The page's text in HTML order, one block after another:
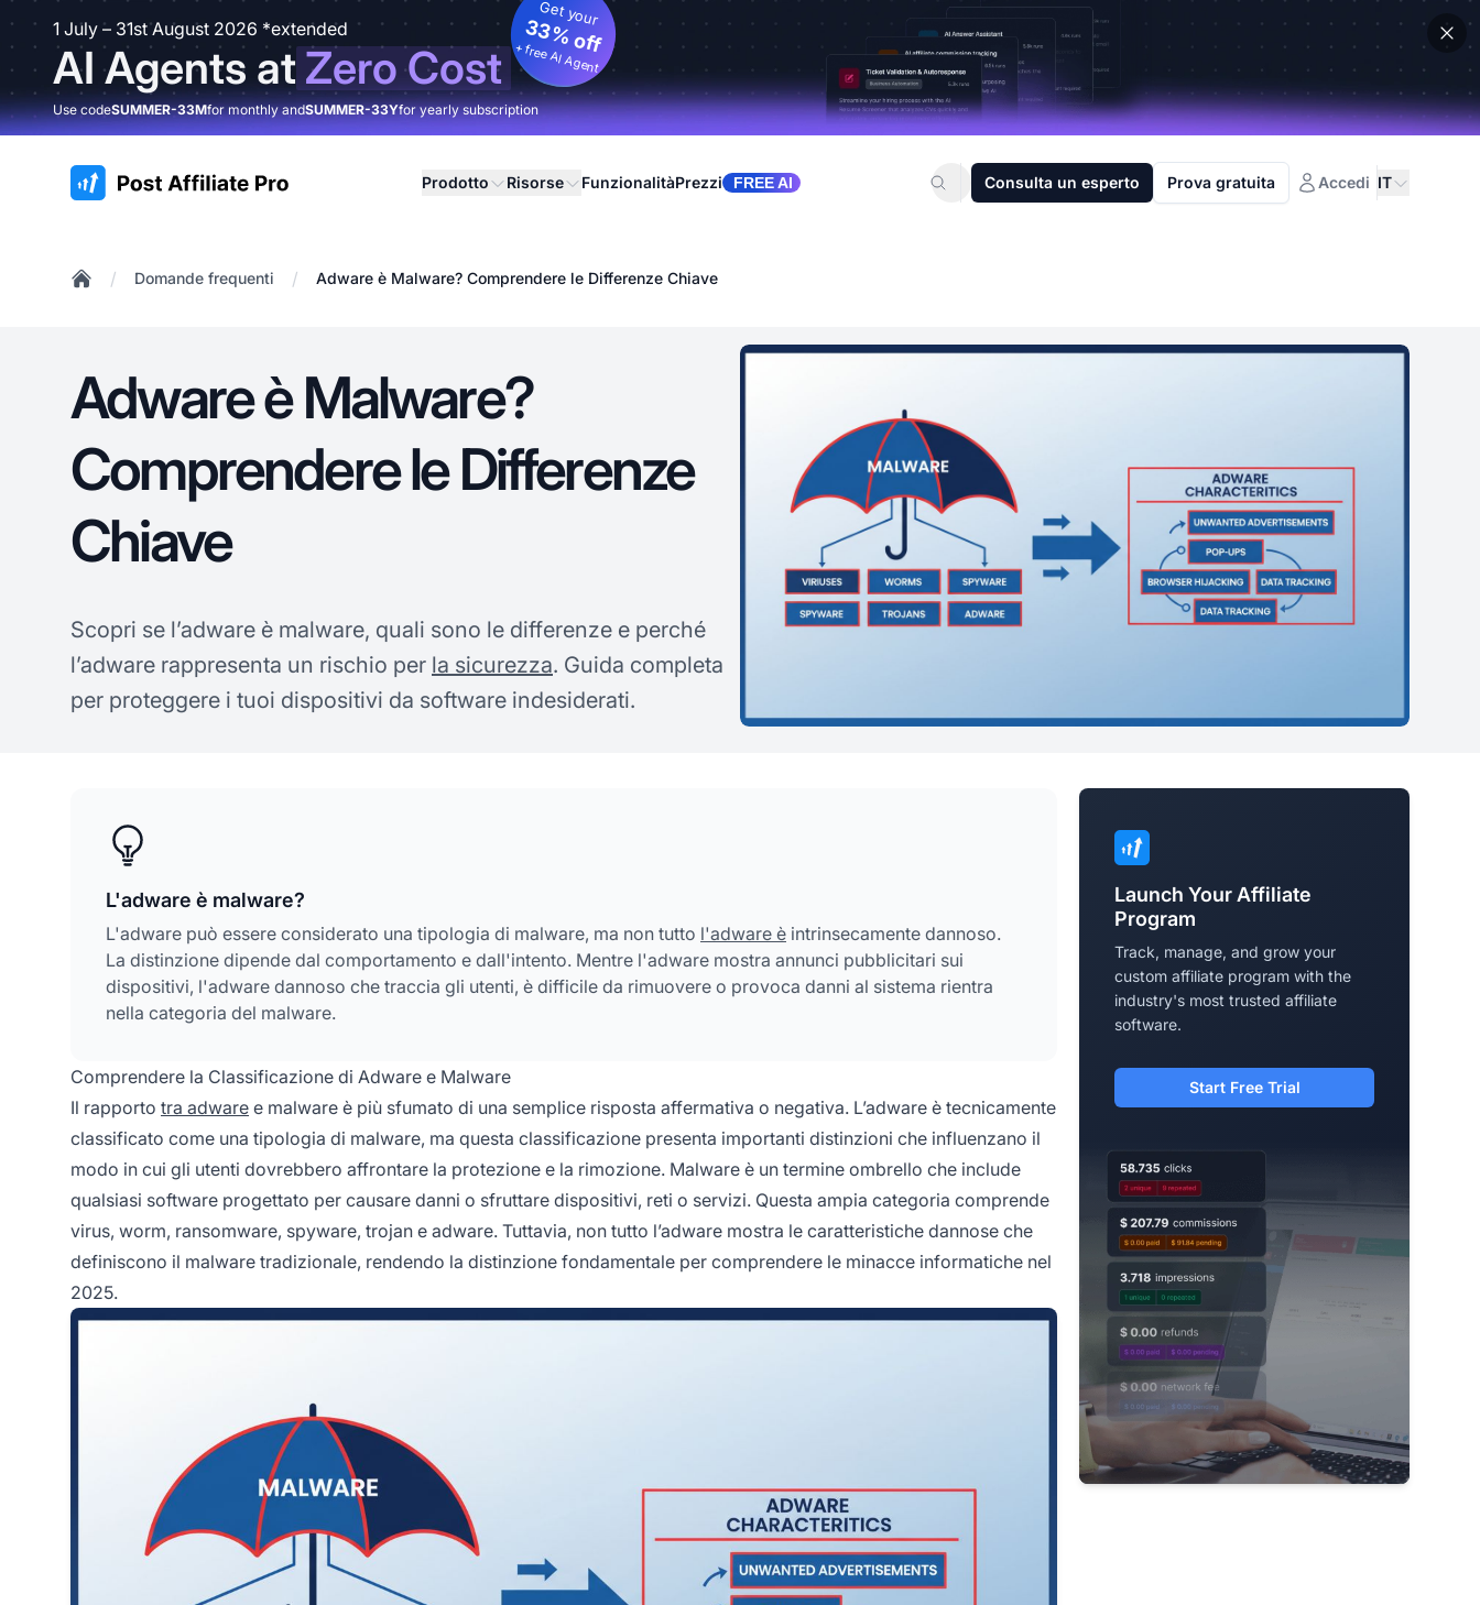
1 July – 31st August 2026 *extended
AI Agents atZero Cost
Get your
33% off
+ free AI Agent
Use codeSUMMER-33Mfor monthly andSUMMER-33Yfor yearly subscription
:site.title Prodotto Risorse FunzionalitàPrezzi FREE AI Consulta un esperto Prova gratuita Accedi IT
/ Domande frequenti / Adware è Malware? Comprendere le Differenze Chiave
Adware è Malware?
Comprendere le Differenze
Chiave
Scopri se l’adware è malware, quali sono le differenze e perché
l’adware rappresenta un rischio per la sicurezza. Guida completa
per proteggere i tuoi dispositivi da software indesiderati.
L'adware è malware?
L'adware può essere considerato una tipologia di malware, ma non tutto l'adware è intrinsecamente dannoso.
La distinzione dipende dal comportamento e dall'intento. Mentre l'adware mostra annunci pubblicitari sui
dispositivi, l'adware dannoso che traccia gli utenti, è difficile da rimuovere o provoca danni al sistema rientra
nella categoria del malware.
Comprendere la Classificazione di Adware e Malware
Il rapporto tra adware e malware è più sfumato di una semplice risposta affermativa o negativa. L’adware è tecnicamente
classificato come una tipologia di malware, ma questa classificazione presenta importanti distinzioni che influenzano il
modo in cui gli utenti dovrebbero affrontare la protezione e la rimozione. Malware è un termine ombrello che include
qualsiasi software progettato per causare danni o sfruttare dispositivi, reti o servizi. Questa ampia categoria comprende
virus, worm, ransomware, spyware, trojan e adware. Tuttavia, non tutto l’adware mostra le caratteristiche dannose che
definiscono il malware tradizionale, rendendo la distinzione fondamentale per comprendere le minacce informatiche nel
2025.
Launch Your Affiliate
Program
Track, manage, and grow your
custom affiliate program with the
industry's most trusted affiliate
software.
Start Free Trial